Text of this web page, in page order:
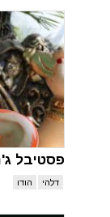
פסטיבל
דלהי הודו